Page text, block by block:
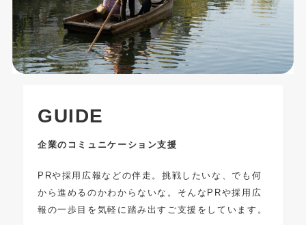
GUIDE
企業のコミュニケーション支援
PRや採用広報などの伴走。挑戦したいな、でも何
から進めるのかわからないな。そんなPRや採用広
報の一歩目を気軽に踏み出すご支援をしています。